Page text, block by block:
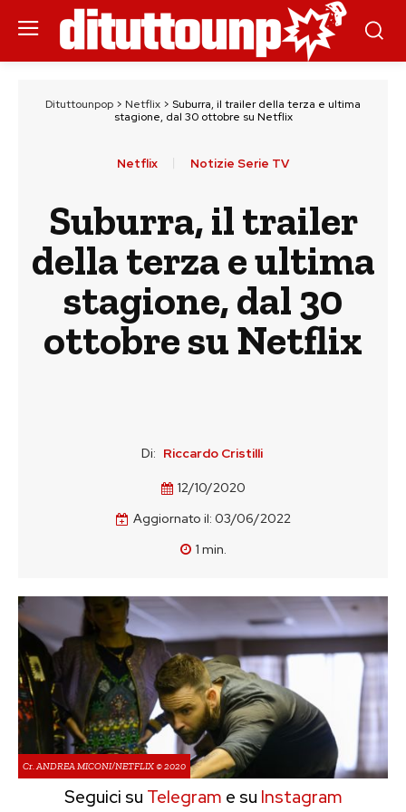
Dituttounpop > Netflix > Suburra, il trailer della terza e ultima
stagione, dal 30 ottobre su Netflix
Netflix Notizie Serie TV
Suburra, il trailer
della terza e ultima
stagione, dal 30
ottobre su Netflix
Di: Riccardo Cristilli
12/10/2020
Aggiornato il: 03/06/2022
1 min.
Cr. ANDREA MICONI/NETFLIX © 2020
Seguici su Telegram e su Instagram